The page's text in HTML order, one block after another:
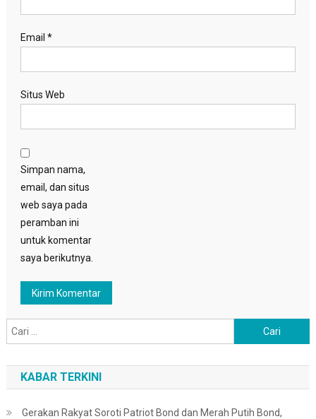
Email *
Situs Web
Simpan nama,
email, dan situs
web saya pada
peramban ini
untuk komentar
saya berikutnya.
untuk:
KABAR TERKINI
Gerakan Rakyat Soroti Patriot Bond dan Merah Putih Bond,